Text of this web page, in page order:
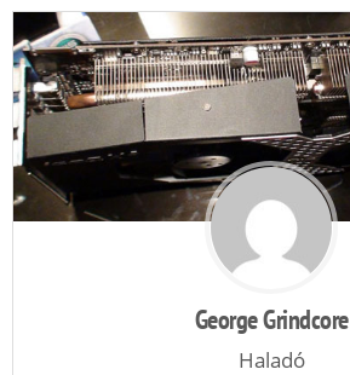
George Grindcore
Haladó